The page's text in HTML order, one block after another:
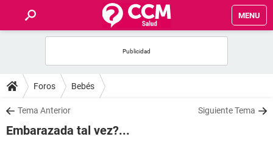
MENU
FOROS
SALUD
Foros Bebés
Tema Anterior Siguiente Tema
Embarazada tal vez?...